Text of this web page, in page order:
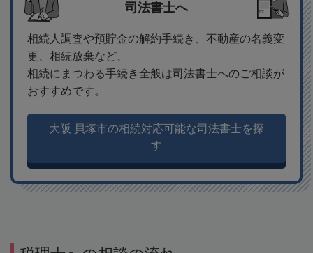
司法書士へ
相続人調査や預貯金の解約手続き、不動産の名義変
更、相続放棄など、
相続にまつわる手続き全般は司法書士へのご相談が
おすすめです。
大阪 貝塚市の相続対応可能な司法書士を探
す